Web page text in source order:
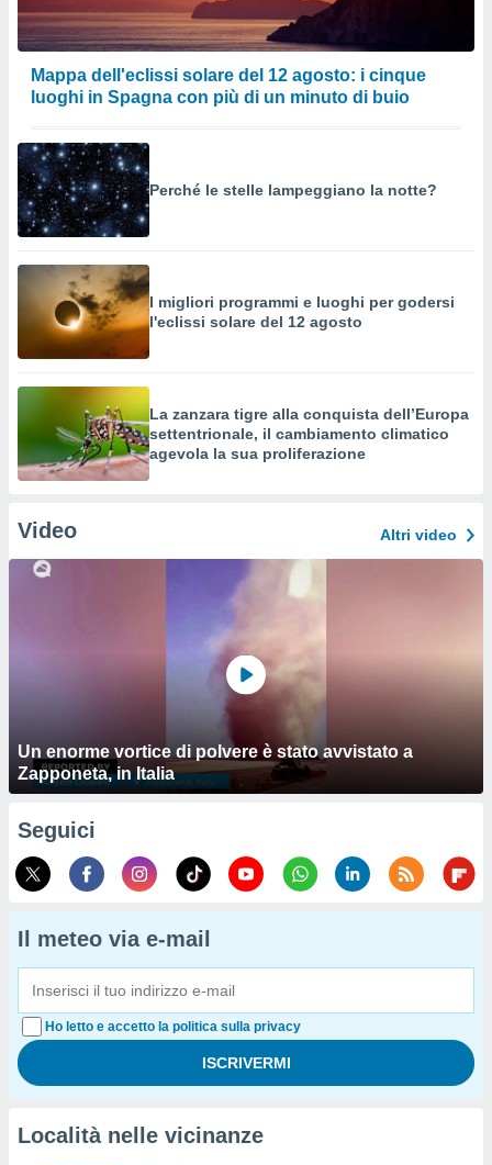
Mappa dell'eclissi solare del 12 agosto: i cinque
luoghi in Spagna con più di un minuto di buio
Perché le stelle lampeggiano la notte?
I migliori programmi e luoghi per godersi
l'eclissi solare del 12 agosto
La zanzara tigre alla conquista dell’Europa
settentrionale, il cambiamento climatico
agevola la sua proliferazione
Video Altri video
Un enorme vortice di polvere è stato avvistato a
Zapponeta, in Italia
Seguici
Il meteo via e-mail
Ho letto e accetto la politica sulla privacy
Località nelle vicinanze